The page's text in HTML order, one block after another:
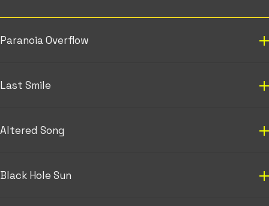
Paranoia Overflow
Last Smile
Altered Song
Black Hole Sun